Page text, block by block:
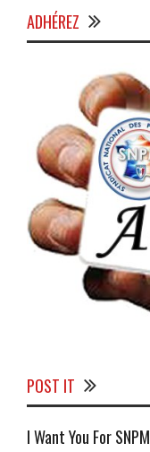
ADHÉREZ
POST IT
I Want You For SNPM